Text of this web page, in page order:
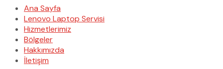
Ana Sayfa
Lenovo Laptop Servisi
Hizmetlerimiz
Bölgeler
Hakkımızda
İletişim